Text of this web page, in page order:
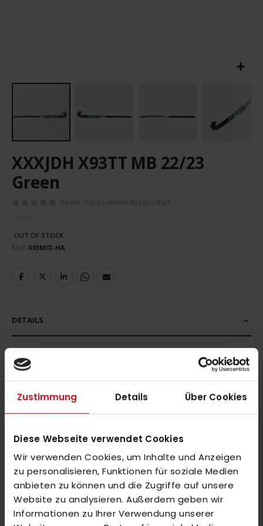
Zustimmung Details Über Cookies
Diese Webseite verwendet Cookies
Wir verwenden Cookies, um Inhalte und Anzeigen
zu personalisieren, Funktionen für soziale Medien
anbieten zu können und die Zugriffe auf unsere
Website zu analysieren. Außerdem geben wir
Informationen zu Ihrer Verwendung unserer
to
the
beginning
gallery
XXXJDH X93TT MB 22/23
Green
Be the first to review this product
OUT OF STOCK
SKU X93MID-HA
DETAILS
SIMILAR PRODUCTS
Check items to add to the cart or select all
Y1 YLB X.2 (25/26)
€300.00